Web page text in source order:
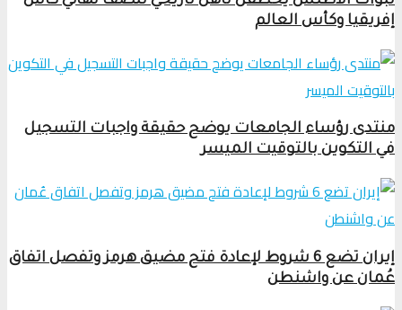
إفريقيا وكأس العالم
منتدى رؤساء الجامعات يوضح حقيقة واجبات التسجيل
في التكوين بالتوقيت الميسر
إيران تضع 6 شروط لإعادة فتح مضيق هرمز وتفصل اتفاق
عُمان عن واشنطن